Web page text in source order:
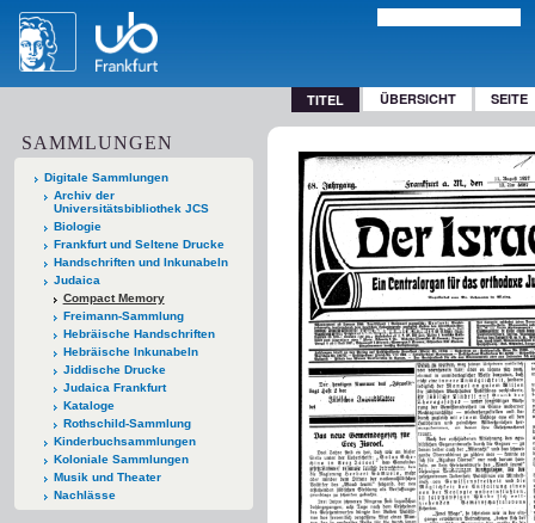
TITEL ÜBERSICHT SEITE
SAMMLUNGEN
Digitale Sammlungen
Archiv der
Universitätsbibliothek JCS
Biologie
Frankfurt und Seltene Drucke
Handschriften und Inkunabeln
Judaica
Compact Memory
Freimann-Sammlung
Hebräische Handschriften
Hebräische Inkunabeln
Jiddische Drucke
Judaica Frankfurt
Kataloge
Rothschild-Sammlung
Kinderbuchsammlungen
Koloniale Sammlungen
Musik und Theater
Nachlässe